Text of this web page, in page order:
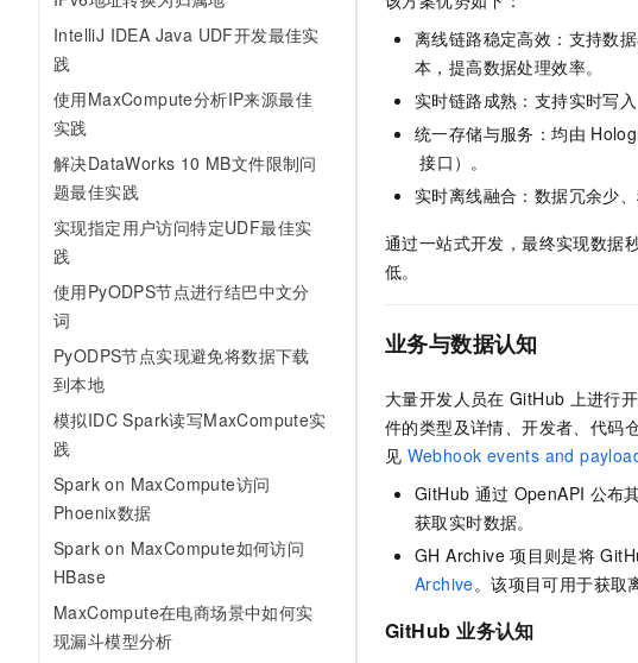
IntelliJ IDEA Java UDF开发最佳实
践
使用MaxCompute分析IP来源最佳
实践
解决DataWorks 10 MB文件限制问
题最佳实践
实现指定用户访问特定UDF最佳实
践
使用PyODPS节点进行结巴中文分
词
PyODPS节点实现避免将数据下载
到本地
模拟IDC Spark读写MaxCompute实
践
Spark on MaxCompute访问
Phoenix数据
Spark on MaxCompute如何访问
HBase
MaxCompute在电商场景中如何实
现漏斗模型分析
离线链路稳定高效：支持数
本，提高数据处理效率。
实时链路成熟：支持实时写
统一存储与服务：均由
接口）。
实时离线融合：数据冗余少
通过一站式开发，最终实现数据
低。
业务与数据认知
大量开发人员在 GitHub 上进行
件的类型及详情、开发者、代码
见 Webhook events and
GitHub 通过 OpenAPI 公布
获取实时数据。
GH Archive 项目则是将
Archive。该项目可用于获取
GitHub 业务认知